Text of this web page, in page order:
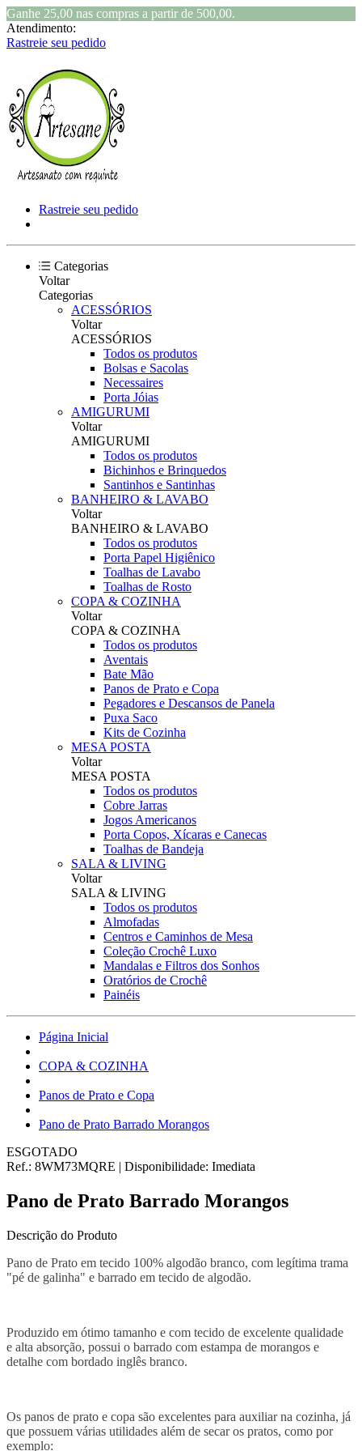
Ganhe 25,00 nas compras a partir de 500,00.
Atendimento:
Rastreie seu pedido
Rastreie seu pedido
Categorias
Voltar
Categorias
ACESSÓRIOS
Voltar
ACESSÓRIOS
Todos os produtos
Bolsas e Sacolas
Necessaires
Porta Jóias
AMIGURUMI
Voltar
AMIGURUMI
Todos os produtos
Bichinhos e Brinquedos
Santinhos e Santinhas
BANHEIRO & LAVABO
Voltar
BANHEIRO & LAVABO
Todos os produtos
Porta Papel Higiênico
Toalhas de Lavabo
Toalhas de Rosto
COPA & COZINHA
Voltar
COPA & COZINHA
Todos os produtos
Aventais
Bate Mão
Panos de Prato e Copa
Pegadores e Descansos de Panela
Puxa Saco
Kits de Cozinha
MESA POSTA
Voltar
MESA POSTA
Todos os produtos
Cobre Jarras
Jogos Americanos
Porta Copos, Xícaras e Canecas
Toalhas de Bandeja
SALA & LIVING
Voltar
SALA & LIVING
Todos os produtos
Almofadas
Centros e Caminhos de Mesa
Coleção Crochê Luxo
Mandalas e Filtros dos Sonhos
Oratórios de Crochê
Painéis
Página Inicial
COPA & COZINHA
Panos de Prato e Copa
Pano de Prato Barrado Morangos
ESGOTADO
Ref.: 8WM73MQRE | Disponibilidade: Imediata
Pano de Prato Barrado Morangos
Descrição do Produto
Pano de Prato em tecido 100% algodão branco, com legítima trama
"pé de galinha" e barrado em tecido de algodão.
Produzido em ótimo tamanho e com tecido de excelente qualidade
e alta absorção, possui o barrado com estampa de morangos e
detalhe com bordado inglês branco.
Os panos de prato e copa são excelentes para auxiliar na cozinha, já
que possuem várias utilidades além de secar os pratos, como por
exemplo: